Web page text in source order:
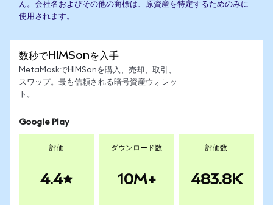
ん。会社名およびその他の商標は、原資産を特定するためのみに
使用されます。
数秒でHIMSonを入手
MetaMaskでHIMSonを購入、売却、取引、
スワップ。最も信頼される暗号資産ウォレッ
ト。
Google Play
評価
4.4
ダウンロード数
10M+
評価数
483.8K